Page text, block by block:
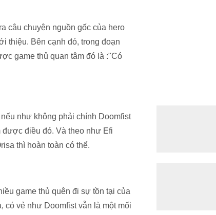
câu chuyện nguồn gốc của hero
thiệu. Bên cạnh đó, trong đoạn
game thủ quan tâm đó là :"Có
như không phải chính Doomfist
được điều đó. Và theo như Efi
thì hoàn toàn có thể.
game thủ quên đi sự tồn tại của
có vẻ như Doomfist vẫn là một mối